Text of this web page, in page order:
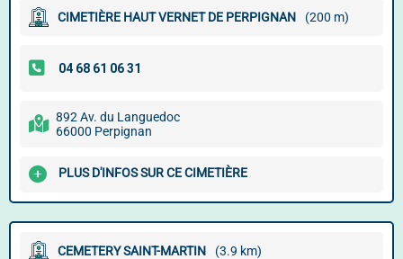
CIMETIÈRE HAUT VERNET DE PERPIGNAN (200 m)
892 Av. du Languedoc
66000 Perpignan
PLUS D'INFOS SUR CE CIMETIÈRE
CEMETERY SAINT-MARTIN (3.9 km)